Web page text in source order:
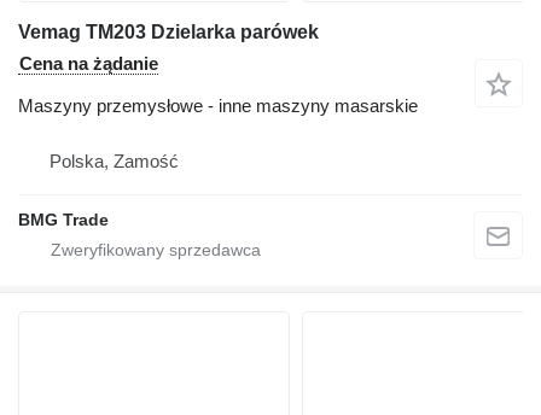
Vemag TM203 Dzielarka parówek
Cena na żądanie
Maszyny przemysłowe - inne maszyny masarskie
Polska, Zamość
BMG Trade